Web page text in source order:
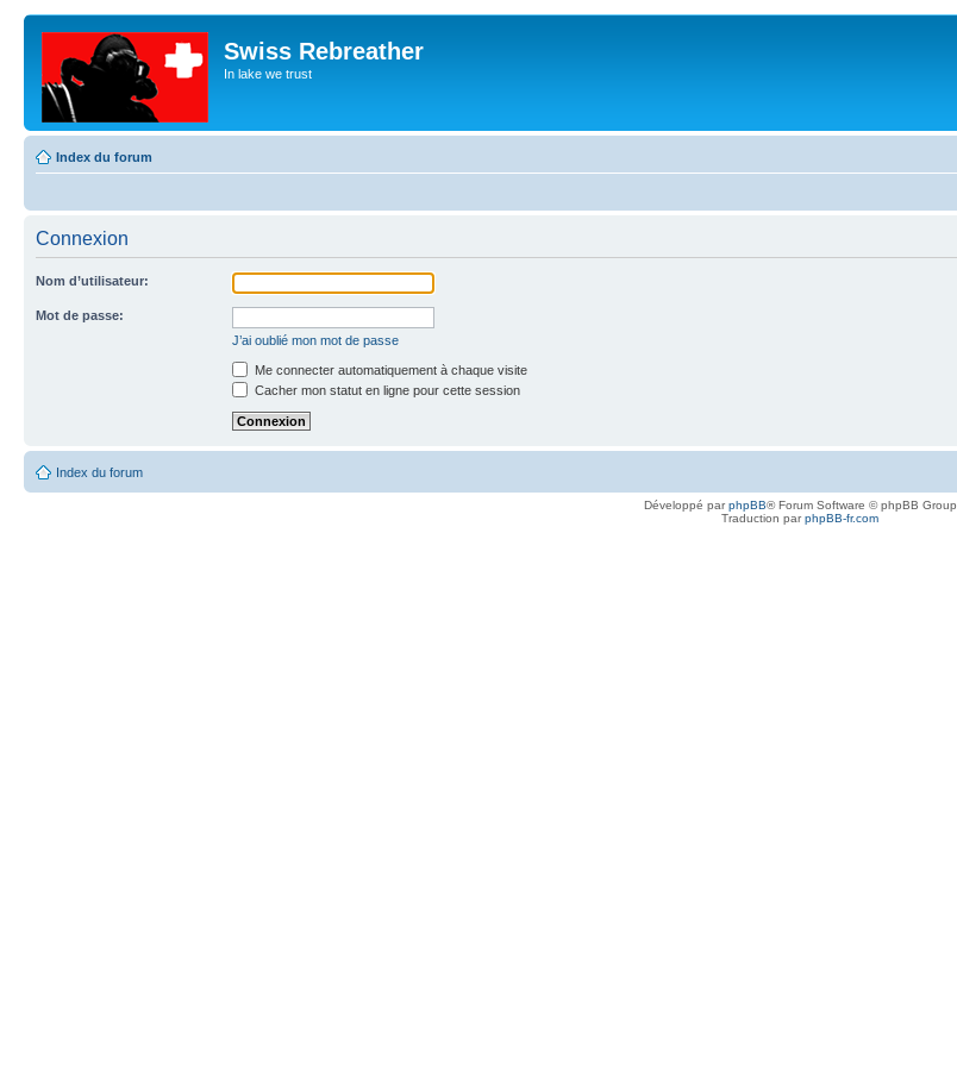
Swiss Rebreather
In lake we trust
Index du forum
Connexion
Nom d’utilisateur:
Mot de passe:
J’ai oublié mon mot de passe
Me connecter automatiquement à chaque visite
Cacher mon statut en ligne pour cette session
Index du forum
Développé parphpBB® Forum Software © phpBB Group
Traduction parphpBB-fr.com